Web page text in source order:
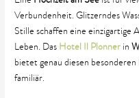
Verbundenheit. Glitzerndes
Stille schaffen eine einzigartige
Leben. Das Hotel Il Plonner in
bietet genau diesen
familiär.